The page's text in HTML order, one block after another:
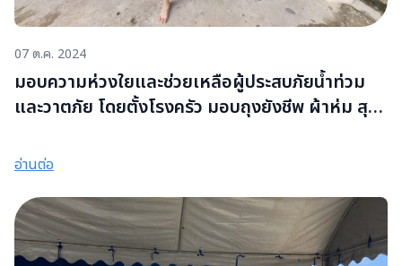
07 ต.ค. 2024
มอบความห่วงใยและช่วยเหลือผู้ประสบภัยน้ำท่วม
และวาตภัย โดยตั้งโรงครัว มอบถุงยังชีพ ผ้าห่ม สุขา
ทำความสะอาดผ่านเครือข่ายในพื้นที่ประสบภัย
อ่านต่อ